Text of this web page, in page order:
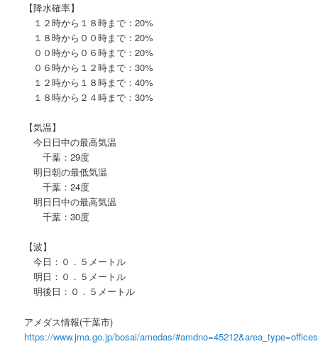
【降水確率】
１２時から１８時まで：20%
１８時から００時まで：20%
００時から０６時まで：20%
０６時から１２時まで：30%
１２時から１８時まで：40%
１８時から２４時まで：30%
【気温】
今日日中の最高気温
千葉：29度
明日朝の最低気温
千葉：24度
明日日中の最高気温
千葉：30度
【波】
今日：０．５メートル
明日：０．５メートル
明後日：０．５メートル
アメダス情報(千葉市)
https://www.jma.go.jp/bosai/amedas/